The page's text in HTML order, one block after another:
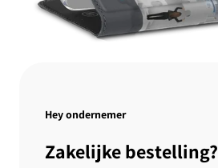
Hey ondernemer
Zakelijke bestelling?